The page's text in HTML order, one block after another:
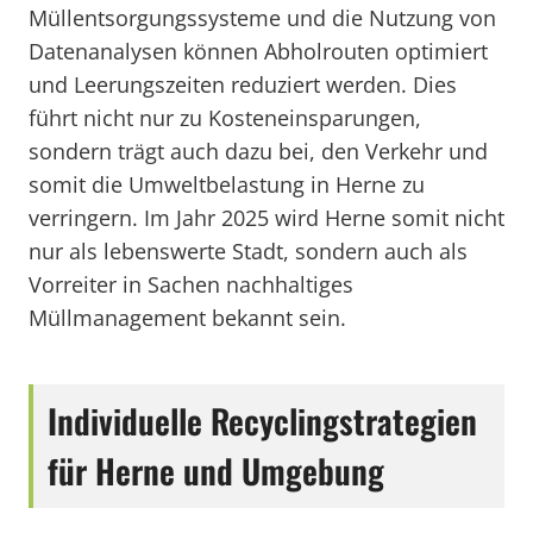
Müllentsorgungssysteme und die Nutzung von
Datenanalysen können Abholrouten optimiert
und Leerungszeiten reduziert werden. Dies
führt nicht nur zu Kosteneinsparungen,
sondern trägt auch dazu bei, den Verkehr und
somit die Umweltbelastung in Herne zu
verringern. Im Jahr 2025 wird Herne somit nicht
nur als lebenswerte Stadt, sondern auch als
Vorreiter in Sachen nachhaltiges
Müllmanagement bekannt sein.
Individuelle Recyclingstrategien
für Herne und Umgebung